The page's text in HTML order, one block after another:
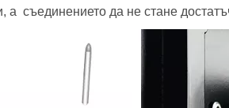
а съединението да не стане